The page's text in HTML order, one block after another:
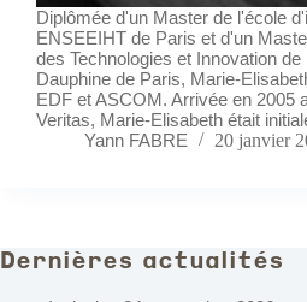
Diplômée d'un Master de l'école
ENSEEIHT de Paris et d'un
des Technologies et Innovation
Dauphine de Paris, Marie-
EDF et ASCOM. Arrivée en 2005
Veritas, Marie-Elisabeth était
Yann FABRE
20 janvier
Dernières actualités